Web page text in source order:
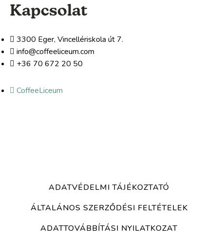
Kapcsolat
3300 Eger, Vincellériskola út 7.
info@coffeeliceum.com
+36 70 672 20 50
CoffeeLiceum
ADATVÉDELMI TÁJÉKOZTATÓ
ÁLTALÁNOS SZERZŐDÉSI FELTÉTELEK
ADATTOVÁBBÍTÁSI NYILATKOZAT